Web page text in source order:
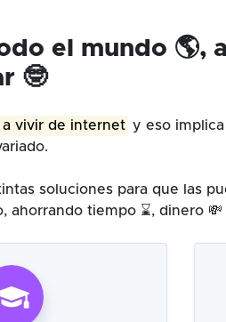
el mundo 🌎,
🤓
vivir de internet y eso
soluciones para que las
ahorrando tiempo ⌛, dinero